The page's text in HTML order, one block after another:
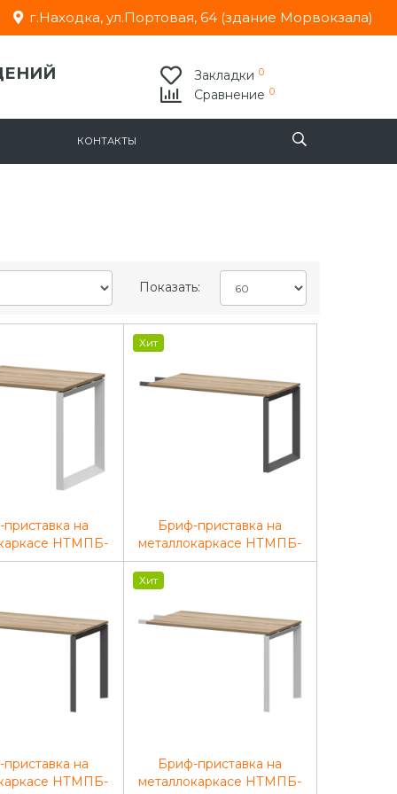
г.Находка, ул.Портовая, 64 (здание Морвокзала)
Закладки 0
Сравнение 0
КОНТАКТЫ
Показать:
на
НТМПБ-
Дуб сафари/
Хит
Бриф-приставка на
металлокаркасе НТМПБ-
О-735 Дуб сафари
на
НТМПБ-
Хит
Бриф-приставка на
металлокаркасе НТМПБ-